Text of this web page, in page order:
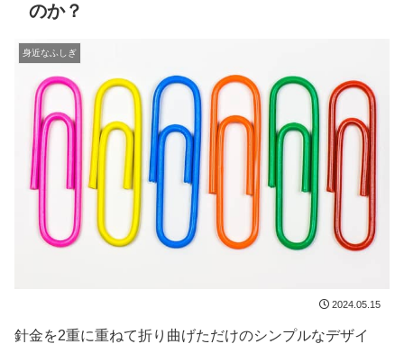
のか？
身近なふしぎ
2024.05.15
針金を2重に重ねて折り曲げただけのシンプルなデザイ